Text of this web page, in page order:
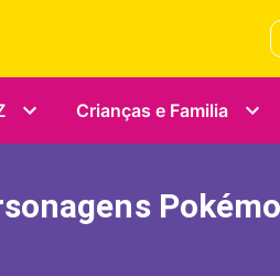
Crianças e Familia